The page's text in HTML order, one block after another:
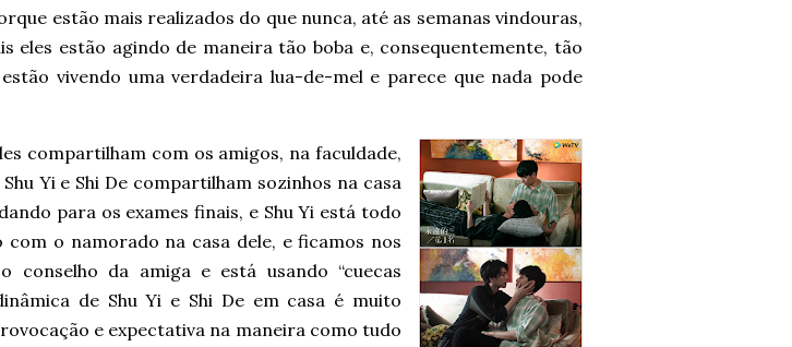
estão mais realizados do que nunca, até as semanas vindouras,
eles estão agindo de maneira tão boba e, consequentemente, tão
vivendo uma verdadeira lua-de-mel e parece que nada pode
compartilham com os amigos, na faculdade,
Yi e Shi De compartilham sozinhos na casa
para os exames finais, e Shu Yi está todo
o namorado na casa dele, e ficamos nos
conselho da amiga e está usando “cuecas
de Shu Yi e Shi De em casa é muito
e expectativa na maneira como tudo